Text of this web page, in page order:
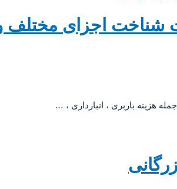
شناخت اجزای مختلف
هزینه باربری ، انبارداری ، …